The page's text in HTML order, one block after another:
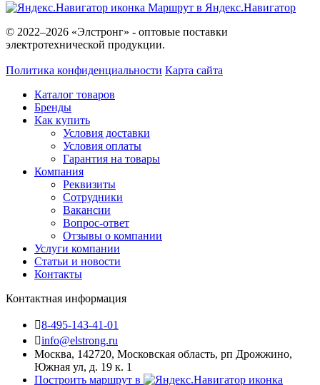
Маршрут в Яндекс.Навигатор
© 2022–2026 «Элстронг» - оптовые поставки
электротехнической продукции.
Политика конфиденциальности Карта сайта
Каталог товаров
Бренды
Как купить
Условия доставки
Условия оплаты
Гарантия на товары
Компания
Реквизиты
Сотрудники
Вакансии
Вопрос-ответ
Отзывы о компании
Услуги компании
Статьи и новости
Контакты
Контактная информация
8-495-143-41-01
info@elstrong.ru
Москва, 142720, Московская область, рп Дрожжино,
Южная ул, д. 19 к. 1
Построить маршрут в